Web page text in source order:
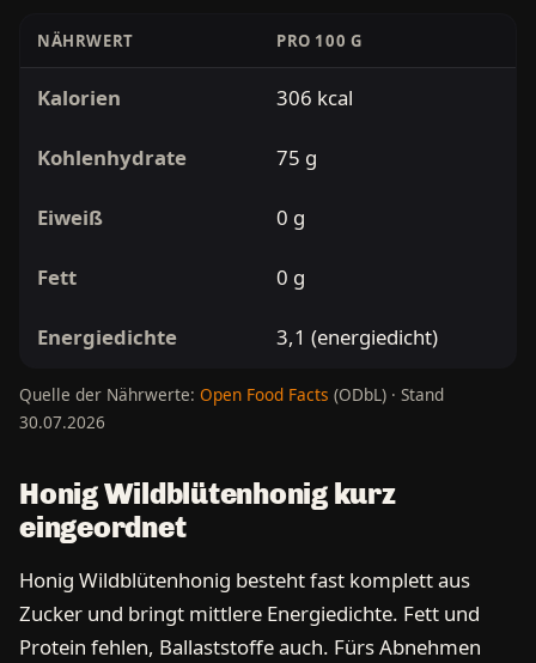
NÄHRWERT PRO 100 G
Kalorien 306 kcal
Kohlenhydrate 75 g
Eiweiß 0 g
Fett 0 g
Energiedichte 3,1 (energiedicht)
Quelle der Nährwerte: Open Food Facts (ODbL) · Stand
30.07.2026
Honig Wildblütenhonig kurz
eingeordnet
Honig Wildblütenhonig besteht fast komplett aus
Zucker und bringt mittlere Energiedichte. Fett und
Protein fehlen, Ballaststoffe auch. Fürs Abnehmen